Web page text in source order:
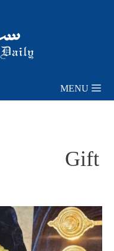
MENU
Gift